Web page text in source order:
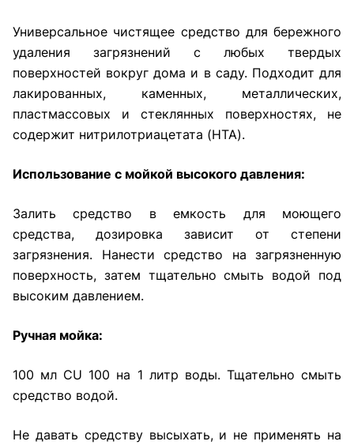
Универсальное чистящее средство для бережного
удаления загрязнений с любых твердых
поверхностей вокруг дома и в саду. Подходит для
лакированных, каменных, металлических,
пластмассовых и стеклянных поверхностях, не
содержит нитрилотриацетата (HTA).
Использование с мойкой высокого давления:
Залить средство в емкость для моющего
средства, дозировка зависит от степени
загрязнения. Нанести средство на загрязненную
поверхность, затем тщательно смыть водой под
высоким давлением.
Ручная мойка:
100 мл CU 100 на 1 литр воды. Тщательно смыть
средство водой.
Не давать средству высыхать, и не применять на